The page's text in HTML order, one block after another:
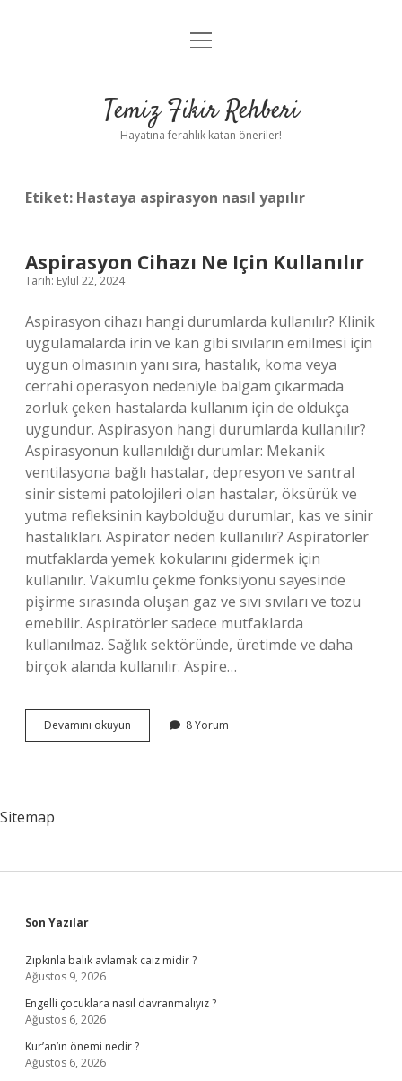
Anasayfa
Yasal Uyarı
menüyü
Temiz Fikir Rehberi
Hayatına ferahlık katan öneriler!
Etiket: Hastaya aspirasyon nasıl yapılır
Aspirasyon Cihazı Ne Için Kullanılır
Tarih: Eylül 22, 2024
Aspirasyon cihazı hangi durumlarda kullanılır? Klinik
uygulamalarda irin ve kan gibi sıvıların emilmesi için
uygun olmasının yanı sıra, hastalık, koma veya
cerrahi operasyon nedeniyle balgam çıkarmada
zorluk çeken hastalarda kullanım için de oldukça
uygundur. Aspirasyon hangi durumlarda kullanılır?
Aspirasyonun kullanıldığı durumlar: Mekanik
ventilasyona bağlı hastalar, depresyon ve santral
sinir sistemi patolojileri olan hastalar, öksürük ve
yutma refleksinin kaybolduğu durumlar, kas ve sinir
hastalıkları. Aspiratör neden kullanılır? Aspiratörler
mutfaklarda yemek kokularını gidermek için
kullanılır. Vakumlu çekme fonksiyonu sayesinde
pişirme sırasında oluşan gaz ve sıvı sıvıları ve tozu
emebilir. Aspiratörler sadece mutfaklarda
kullanılmaz. Sağlık sektöründe, üretimde ve daha
birçok alanda kullanılır. Aspire…
Devamını okuyun Aspirasyon
Cihazı
8 Yorum
Sitemap
Sidebar
Son Yazılar
Zıpkınla balık avlamak caiz midir ?
Ağustos 9, 2026
Engelli çocuklara nasıl davranmalıyız ?
Ağustos 6, 2026
Kur’an’ın önemi nedir ?
Ağustos 6, 2026